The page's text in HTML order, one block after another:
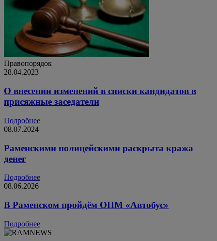
Правопорядок
28.04.2023
О внесении изменений в списки кандидатов в
присяжные заседатели
Подробнее
08.07.2024
Раменскими полицейскими раскрыта кража
денег
Подробнее
08.06.2026
В Раменском пройдём ОПМ «Автобус»
Подробнее